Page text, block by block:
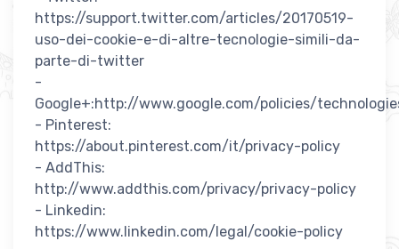
https://support.twitter.com/articles/20170519-
uso-dei-cookie-e-di-altre-tecnologie-simili-da-
parte-di-twitter
-
Google+:http://www.google.com/policies/
- Pinterest:
https://about.pinterest.com/it/privacy-policy
- AddThis:
http://www.addthis.com/privacy/privacy-policy
- Linkedin:
https://www.linkedin.com/legal/cookie-policy